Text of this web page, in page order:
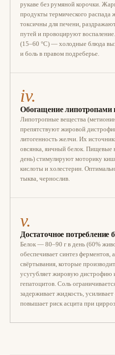
рукаве без румяной корочки.
продукты термического распада
токсичны для печени,
путей и провоцируют
(15–60 °C) — холодные блюда
и боль в правом подреберье.
iv.
Обогащение липотропами
Липотропные вещества
препятствуют жировой
литогенность желчи. Их
овсянка, яичный белок. Пищевые
день) стимулируют моторику
кислоты и холестерин.
тыква, чернослив.
v.
Достаточное потребление
Белок — 80–90 г в день (60%
обеспечивает синтез ферментов,
свёртывания, которые
усугубляет жировую дистрофию
гепатоцитов. Соль
задерживает жидкость,
повышает риск асцита при